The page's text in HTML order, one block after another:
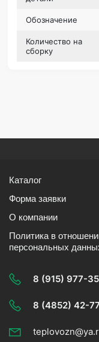
Обозначение
Количество на
сборку
Каталог
Форма заявки
О компании
Политика в
персональных
8 (915) 977-
8 (4852) 42-